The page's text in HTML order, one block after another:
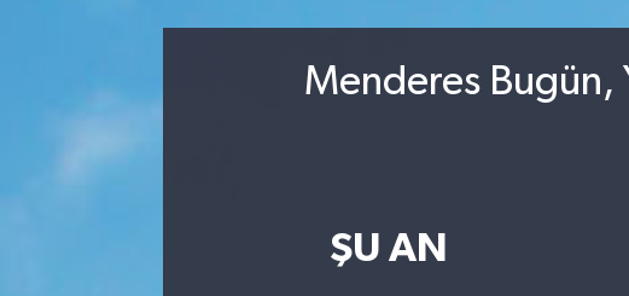
Menderes Bugün,
ŞU AN